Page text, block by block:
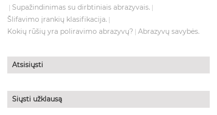
Supažindinimas su dirbtiniais abrazyvais.
Šlifavimo įrankių klasifikacija.
Kokių rūšių yra poliravimo abrazyvų? Abrazyvų savybės.
Atsisiųsti
Siųsti užklausą